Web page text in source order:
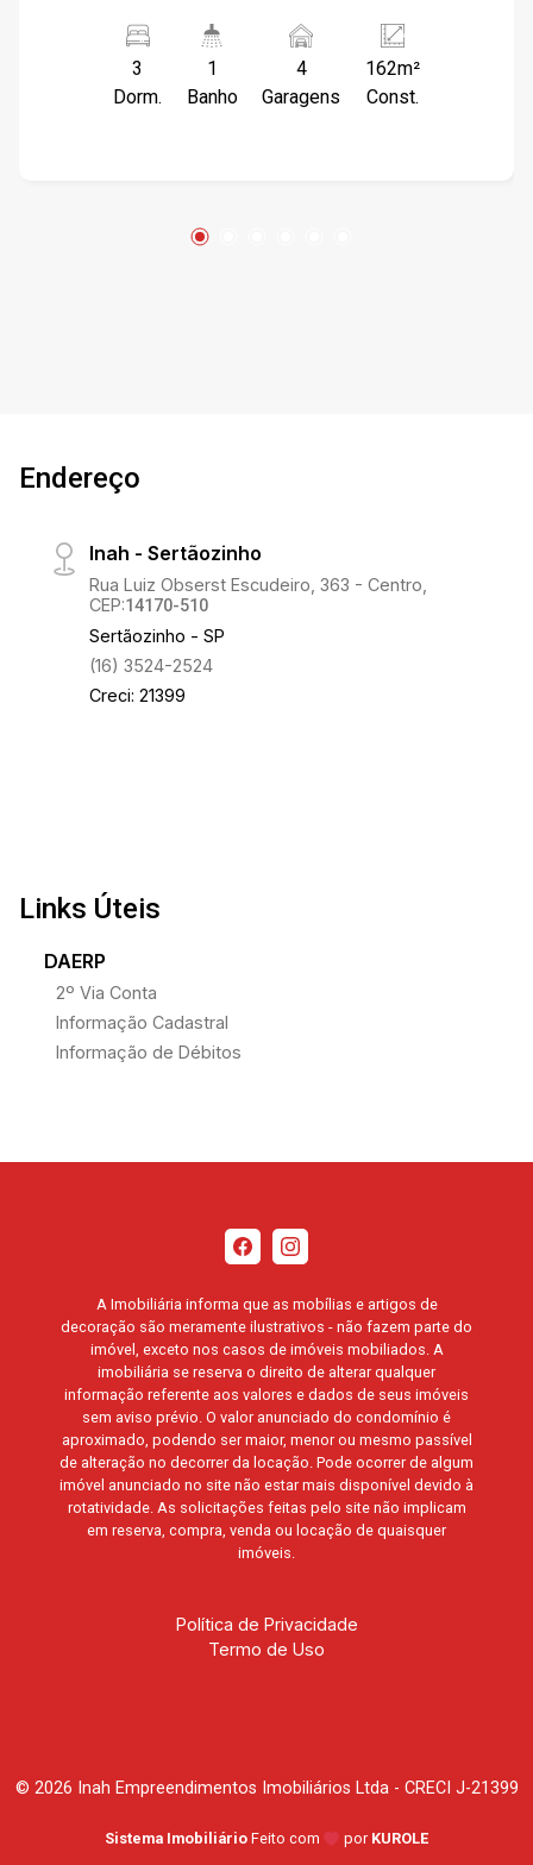
VISITA, 02 DESPENSAS, 04 GARAGENS.
CONDOMÍNIO CONTA COM PORTARIA 24
HORAS, SALÃO DE FESTAS E CHURRASQUEIRA.
3
Dorm.
1
Banho
4
Garagens
162m²
Const.
Endereço
Inah - Sertãozinho
Rua Luiz Obserst Escudeiro, 363 - Centro,
CEP:14170-510
Sertãozinho - SP
(16) 3524-2524
Creci: 21399
Links Úteis
DAERP
2º Via Conta
Informação Cadastral
Informação de Débitos
A Imobiliária informa que as mobílias e artigos de
decoração são meramente ilustrativos - não fazem parte do
imóvel, exceto nos casos de imóveis mobiliados. A
imobiliária se reserva o direito de alterar qualquer
informação referente aos valores e dados de seus imóveis
sem aviso prévio. O valor anunciado do condomínio é
aproximado, podendo ser maior, menor ou mesmo passível
de alteração no decorrer da locação. Pode ocorrer de algum
imóvel anunciado no site não estar mais disponível devido à
rotatividade. As solicitações feitas pelo site não implicam
em reserva, compra, venda ou locação de quaisquer
imóveis.
Política de Privacidade
Termo de Uso
© 2026 Inah Empreendimentos Imobiliários Ltda - CRECI J-21399
Sistema Imobiliário Feito com por KUROLE